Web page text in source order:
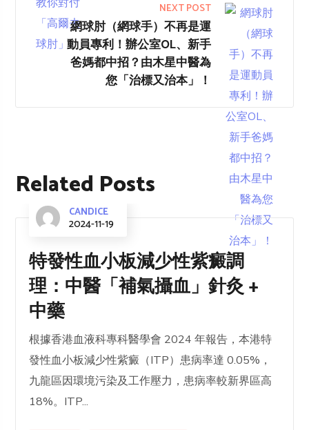
NEXT POST
網球肘（網球手）不再是運
動員專利！辦公室OL、新手
爸媽都中招？由木星中醫為
您「治標又治本」！
Related Posts
CANDICE
2024-11-19
特發性血小板減少性紫癜調
理：中醫「補氣攝血」針灸 +
中藥
根據香港血液科專科醫學會 2024 年報告，本港特
發性血小板減少性紫癜（ITP）患病率達 0.05%，
九龍區因環境污染及工作壓力，患病率較新界區高
18%。ITP...